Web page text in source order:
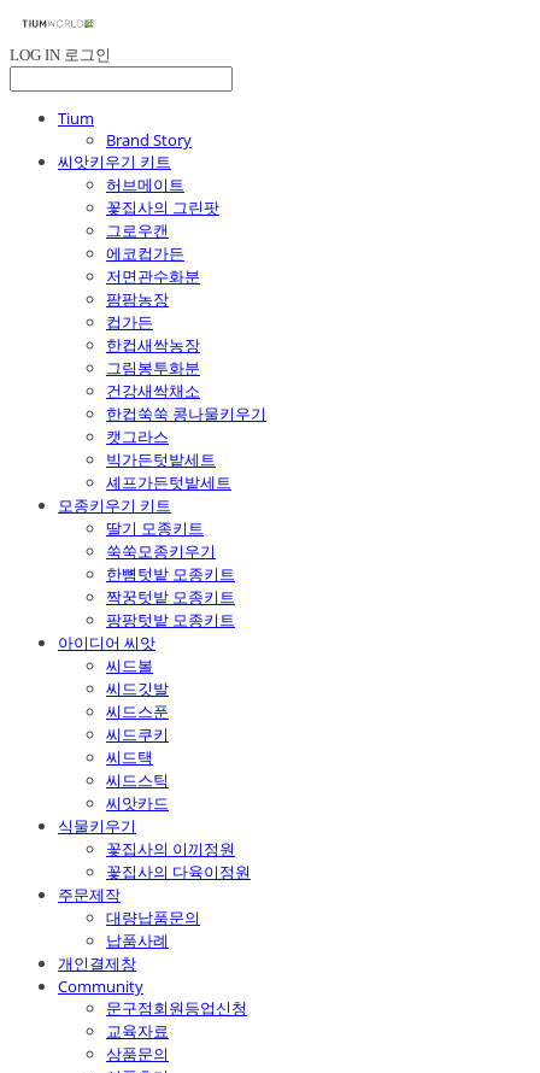
LOG IN 로그인
Tium
Brand Story
씨앗키우기 키트
허브메이트
꽃집사의 그린팟
그로우캔
에코컵가든
저면관수화분
팜팜농장
컵가든
한컵새싹농장
그림봉투화분
건강새싹채소
한컵쑥쑥 콩나물키우기
캣그라스
빅가든텃밭세트
셰프가든텃밭세트
모종키우기 키트
딸기 모종키트
쑥쑥모종키우기
한뼘텃밭 모종키트
짝꿍텃밭 모종키트
팡팡텃밭 모종키트
아이디어 씨앗
씨드볼
씨드깃발
씨드스푼
씨드쿠키
씨드택
씨드스틱
씨앗카드
식물키우기
꽃집사의 이끼정원
꽃집사의 다육이정원
주문제작
대량납품문의
납품사례
개인결제창
Community
문구점회원등업신청
교육자료
상품문의